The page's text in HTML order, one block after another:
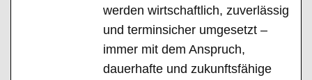
werden wirtschaftlich, zuverlässig
und terminsicher umgesetzt –
immer mit dem Anspruch,
dauerhafte und zukunftsfähige